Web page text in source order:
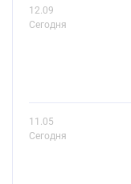
12.09
Сегодня
11.05
Сегодня